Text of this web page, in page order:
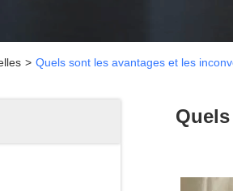
> Quels sont les avantages et les